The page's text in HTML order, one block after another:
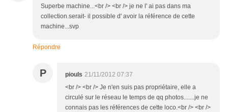
Superbe machine...<br /> <br /> je ne l' ai pas dans ma
collection.serait- il possible d' avoir la référence de cette
machine...svp
Répondre
P piouls 21/11/2012 07:37
<br /> <br /> Je n'en suis pas propriétaire, elle a
circulé sur le réseau le temps de qq photos.......je ne
connais pas les références de cette loco.<br /> <br />